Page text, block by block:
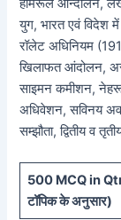
युग, भारत एवं विदेश
रॉलेट अधिनियम
खिलाफत आंदोलन,
साइमन कमीशन, नेहरू
अधिवेशन, सविनय
सम्झौता, द्वितीय व
500 MCQ in
टॉपिक के अनुसार)